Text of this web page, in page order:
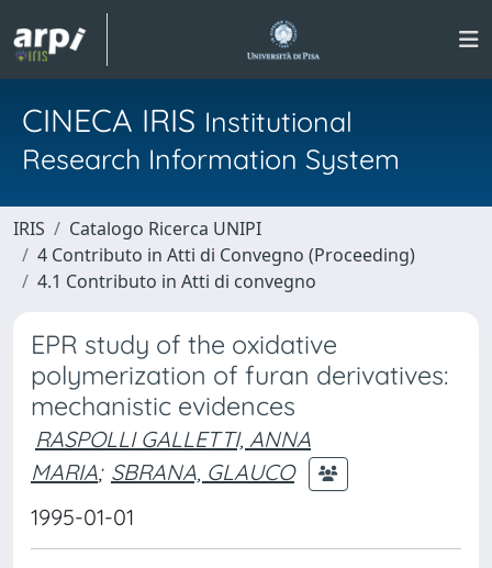
CINECA IRIS Institutional
Research Information System
IRIS
Catalogo Ricerca UNIPI
4 Contributo in Atti di Convegno (Proceeding)
4.1 Contributo in Atti di convegno
EPR study of the oxidative
polymerization of furan derivatives:
mechanistic evidences
RASPOLLI GALLETTI, ANNA
MARIA; SBRANA, GLAUCO
1995-01-01